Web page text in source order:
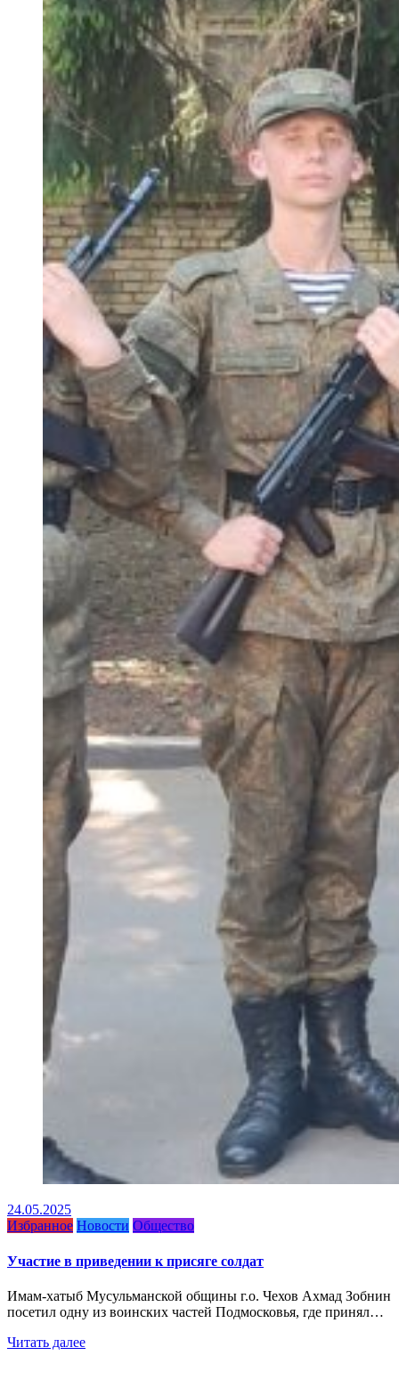
24.05.2025
Избранное Новости Общество
Участие в приведении к присяге солдат
Имам-хатыб Мусульманской общины г.о. Чехов Ахмад Зобнин
посетил одну из воинских частей Подмосковья, где принял…
Читать далее